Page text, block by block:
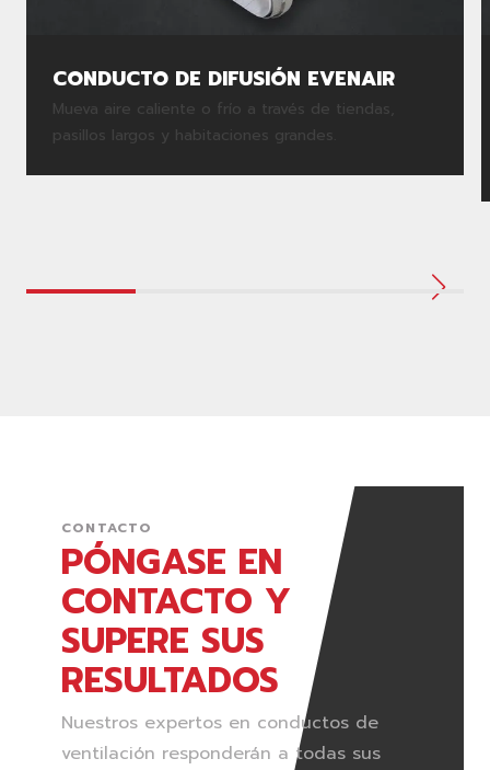
CONDUCTO DE DIFUSIÓN EVENAIR
Mueva aire caliente o frío a través de tiendas,
pasillos largos y habitaciones grandes.
CONTACTO
PÓNGASE EN
CONTACTO Y
SUPERE SUS
RESULTADOS
Nuestros expertos en conductos de
ventilación responderán a todas sus